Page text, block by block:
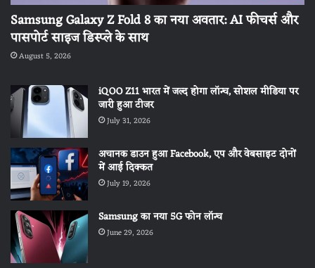
Samsung Galaxy Z Fold 8 का नया अवतार: AI फीचर्स और
पासपोर्ट साइज डिस्प्ले के साथ
August 5, 2026
iQOO Z11 भारत में जल्द होगा लॉन्च, सोशल मीडिया पर
जारी हुआ टीजर
July 31, 2026
अचानक डाउन हुआ Facebook, एप और वेबसाइट दोनों
में आई दिक्कत
July 19, 2026
Samsung का नया 5G फोन लॉन्च
June 29, 2026